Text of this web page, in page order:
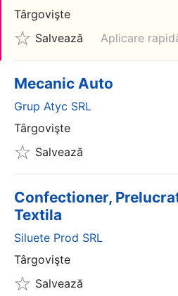
Târgovişte
Salvează
Aplicare
Mecanic Auto
Grup Atyc SRL
Târgovişte
Salvează
Confectioner,
Textila
Siluete Prod SRL
Târgovişte
Salvează